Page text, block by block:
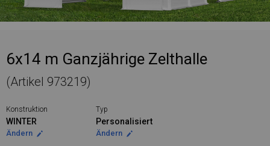
6x14 m Ganzjährige Zelthalle
(Artikel 973219)
Konstruktion
WINTER
Ändern
Typ
Personalisiert
Ändern